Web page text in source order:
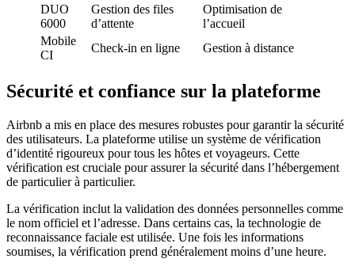
DUO
6000
Gestion des files
d’attente
Optimisation de
l’accueil
Mobile
CI
Check-in en ligne Gestion à distance
Sécurité et confiance sur la plateforme
Airbnb a mis en place des mesures robustes pour garantir la sécurité
des utilisateurs. La plateforme utilise un système de vérification
d’identité rigoureux pour tous les hôtes et voyageurs. Cette
vérification est cruciale pour assurer la sécurité dans l’hébergement
de particulier à particulier.
La vérification inclut la validation des données personnelles comme
le nom officiel et l’adresse. Dans certains cas, la technologie de
reconnaissance faciale est utilisée. Une fois les informations
soumises, la vérification prend généralement moins d’une heure.